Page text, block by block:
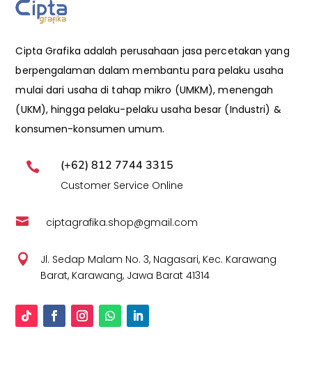
Cipta Grafika adalah perusahaan jasa percetakan yang
berpengalaman dalam membantu para pelaku usaha
mulai dari usaha di tahap mikro (UMKM), menengah
(UKM), hingga pelaku-pelaku usaha besar (Industri) &
konsumen-konsumen umum.
 (+62) 812 7744 3315
Customer Service Online
 ciptagrafika.shop@gmail.com

Jl. Sedap Malam No. 3, Nagasari, Kec. Karawang
Barat, Karawang, Jawa Barat 41314